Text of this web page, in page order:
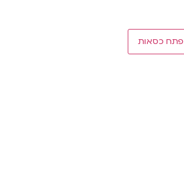
פתח כסאות